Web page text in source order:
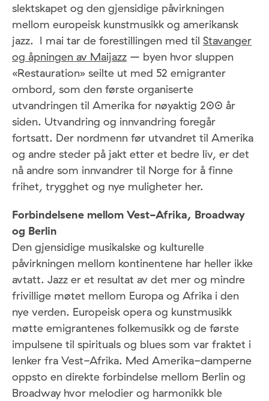
slektskapet og den gjensidige påvirkningen
mellom europeisk kunstmusikk og amerikansk
jazz. I mai tar de forestillingen med til Stavanger
og åpningen av Maijazz – byen hvor sluppen
«Restauration» seilte ut med 52 emigranter
ombord, som den første organiserte
utvandringen til Amerika for nøyaktig 200 år
siden. Utvandring og innvandring foregår
fortsatt. Der nordmenn før utvandret til Amerika
og andre steder på jakt etter et bedre liv, er det
nå andre som innvandrer til Norge for å finne
frihet, trygghet og nye muligheter her.
Forbindelsene mellom Vest-Afrika, Broadway
og Berlin
Den gjensidige musikalske og kulturelle
påvirkningen mellom kontinentene har heller ikke
avtatt. Jazz er et resultat av det mer og mindre
frivillige møtet mellom Europa og Afrika i den
nye verden. Europeisk opera og kunstmusikk
møtte emigrantenes folkemusikk og de første
impulsene til spirituals og blues som var fraktet i
lenker fra Vest-Afrika. Med Amerika-damperne
oppsto en direkte forbindelse mellom Berlin og
Broadway hvor melodier og harmonikk ble